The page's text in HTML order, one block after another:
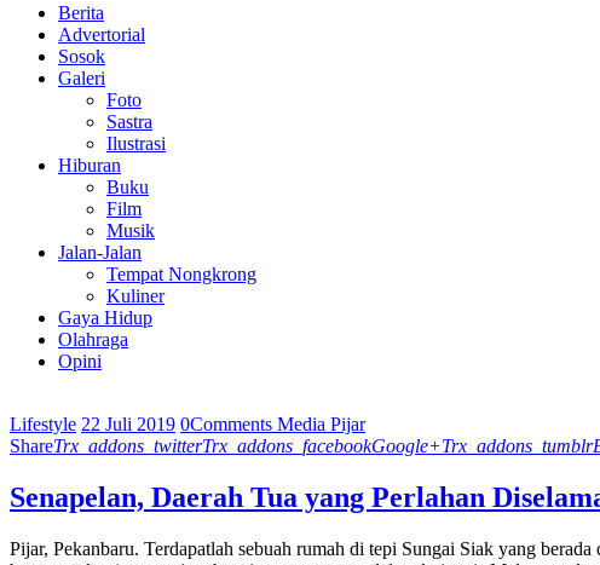
Berita
Advertorial
Sosok
Galeri
Foto
Sastra
Ilustrasi
Hiburan
Buku
Film
Musik
Jalan-Jalan
Tempat Nongkrong
Kuliner
Gaya Hidup
Olahraga
Opini
Lifestyle 22 Juli 2019 0Comments Media Pijar
ShareTrx_addons_twitterTrx_addons_facebookGoogle+Trx_addons_tumblr
Senapelan, Daerah Tua yang Perlahan
Pijar, Pekanbaru. Terdapatlah sebuah rumah di tepi Sungai Siak yang